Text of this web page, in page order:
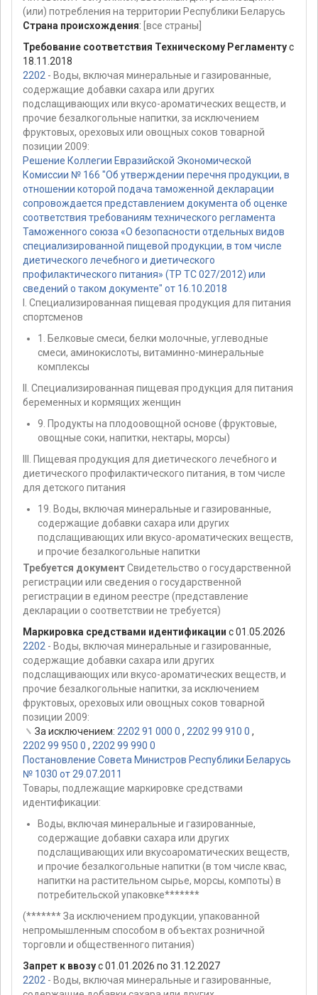
(или) потребления на территории Республики Беларусь
Страна происхождения: [все страны]
Требование соответствия Техническому Регламентус
18.11.2018
2202 - Воды, включая минеральные и газированные,
содержащие добавки сахара или других
подслащивающих или вкусо-ароматических веществ, и
прочие безалкогольные напитки, за исключением
фруктовых, ореховых или овощных соков товарной
позиции 2009:
Решение Коллегии Евразийской Экономической
Комиссии № 166 "Об утверждении перечня продукции, в
отношении которой подача таможенной декларации
сопровождается представлением документа об оценке
соответствия требованиям технического регламента
Таможенного союза «О безопасности отдельных видов
специализированной пищевой продукции, в том числе
диетического лечебного и диетического
профилактического питания» (ТР ТС 027/2012) или
сведений о таком документе" от 16.10.2018
I. Специализированная пищевая продукция для питания
спортсменов
1. Белковые смеси, белки молочные, углеводные
смеси, аминокислоты, витаминно-минеральные
комплексы
II. Специализированная пищевая продукция для питания
беременных и кормящих женщин
9. Продукты на плодоовощной основе (фруктовые,
овощные соки, напитки, нектары, морсы)
III. Пищевая продукция для диетического лечебного и
диетического профилактического питания, в том числе
для детского питания
19. Воды, включая минеральные и газированные,
содержащие добавки сахара или других
подслащивающих или вкусо-ароматических веществ,
и прочие безалкогольные напитки
Требуется документСвидетельство о государственной
регистрации или сведения о государственной
регистрации в едином реестре (представление
декларации о соответствии не требуется)
Маркировка средствами идентификации с 01.05.2026
2202 - Воды, включая минеральные и газированные,
содержащие добавки сахара или других
подслащивающих или вкусо-ароматических веществ, и
прочие безалкогольные напитки, за исключением
фруктовых, ореховых или овощных соков товарной
позиции 2009:
За исключением: 2202 91 000 0 , 2202 99 910 0 ,
2202 99 950 0 , 2202 99 990 0
Постановление Совета Министров Республики Беларусь
№ 1030 от 29.07.2011
Товары, подлежащие маркировке средствами
идентификации:
Воды, включая минеральные и газированные,
содержащие добавки сахара или других
подслащивающих или вкусоароматических веществ,
и прочие безалкогольные напитки (в том числе квас,
напитки на растительном сырье, морсы, компоты) в
потребительской упаковке*******
(******* За исключением продукции, упакованной
непромышленным способом в объектах розничной
торговли и общественного питания)
Запрет к ввозус 01.01.2026 по 31.12.2027
2202 - Воды, включая минеральные и газированные,